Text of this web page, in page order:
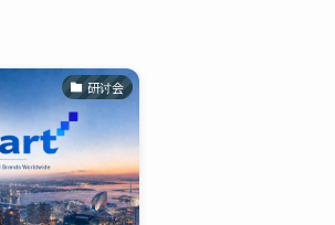
研讨会